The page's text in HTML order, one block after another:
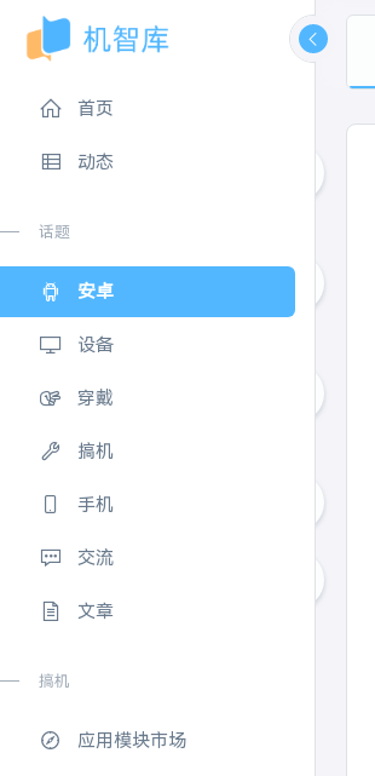
首页
动态
话题
安卓
设备
穿戴
搞机
手机
交流
文章
搞机
应用模块市场